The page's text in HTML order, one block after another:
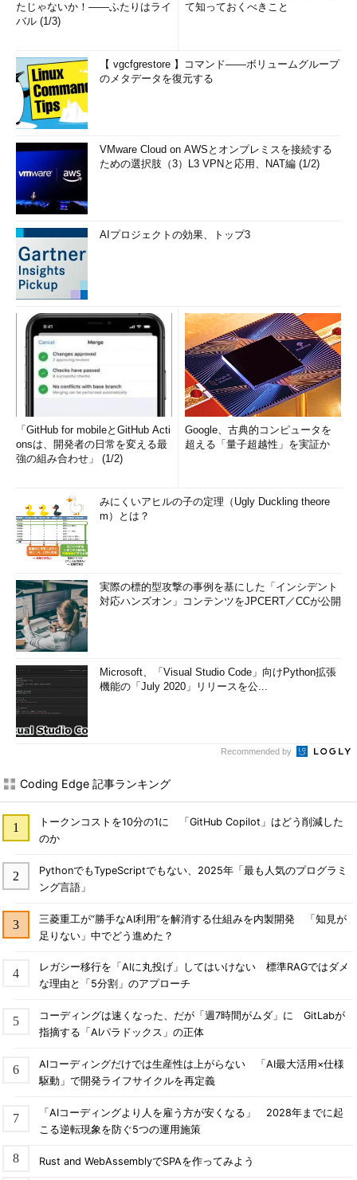
たじゃないか！――ふたりはライ
バル (1/3)
て知っておくべきこと
【 vgcfgrestore 】コマンド――ボリュームグループ
のメタデータを復元する
VMware Cloud on AWSとオンプレミスを接続する
ための選択肢（3）L3 VPNと応用、NAT編 (1/2)
AIプロジェクトの効果、トップ3
「GitHub for mobileとGitHub Acti
onsは、開発者の日常を変える最
強の組み合わせ」 (1/2)
Google、古典的コンピュータを
超える「量子超越性」を実証か
みにくいアヒルの子の定理（Ugly Duckling theore
m）とは？
実際の標的型攻撃の事例を基にした「インシデント
対応ハンズオン」コンテンツをJPCERT／CCが公開
Microsoft、「Visual Studio Code」向けPython拡張
機能の「July 2020」リリースを公...
Recommended by
Coding Edge 記事ランキング
トークンコストを10分の1に 「GitHub Copilot」はどう削減した
のか
PythonでもTypeScriptでもない、2025年「最も人気のプログラミ
ング言語」
三菱重工が“勝手なAI利用”を解消する仕組みを内製開発 「知見が
足りない」中でどう進めた？
レガシー移行を「AIに丸投げ」してはいけない 標準RAGではダメ
な理由と「5分割」のアプローチ
コーディングは速くなった、だが「週7時間がムダ」に GitLabが
指摘する「AIパラドックス」の正体
AIコーディングだけでは生産性は上がらない 「AI最大活用×仕様
駆動」で開発ライフサイクルを再定義
「AIコーディングより人を雇う方が安くなる」 2028年までに起
こる逆転現象を防ぐ5つの運用施策
Rust and WebAssemblyでSPAを作ってみよう